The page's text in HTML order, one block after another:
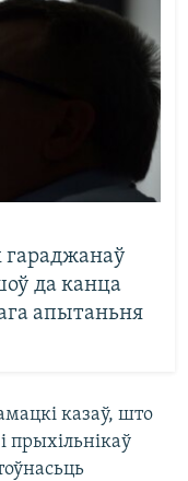
гараджанаў
да канца
апытаньня
казаў, што
прыхільнікаў